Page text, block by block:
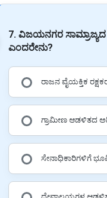
7. ವಿಜಯನಗರ ಸಾಮ್ರಾಜ್ಯದ
ಎಂದರೇನು?
ರಾಜನ ವೈಯಕ್ತಿಕ
ಗ್ರಾಮೀಣ ಆಡಳಿತದ
ಸೇನಾಧಿಕಾರಿಗಳಿಗೆ